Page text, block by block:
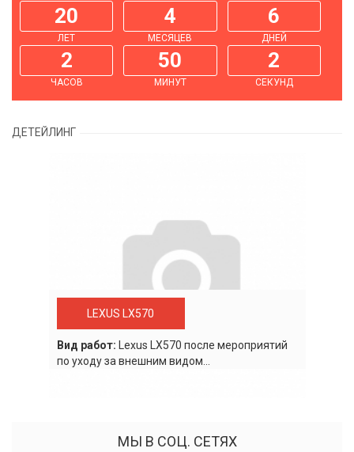
20
ЛЕТ
4
МЕСЯЦЕВ
6
ДНЕЙ
2
ЧАСОВ
50
МИНУТ
2
СЕКУНД
ДЕТЕЙЛИНГ
LEXUS LX570
Вид работ: Lexus LХ570 после мероприятий
по уходу за внешним видом...
МЫ В СОЦ. СЕТЯХ